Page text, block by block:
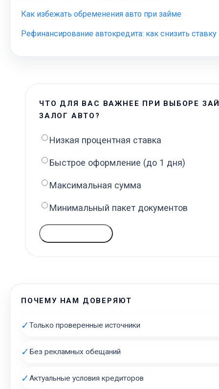
Как избежать обременения авто при займе
Рефинансирование автокредита: как снизить ставку
ЧТО ДЛЯ ВАС ВАЖНЕЕ ПРИ ВЫБОРЕ
ЗАЛОГ АВТО?
Низкая процентная ставка
Быстрое оформление (до 1 дня)
Максимальная сумма
Минимальный пакет документов
ПОЧЕМУ НАМ ДОВЕРЯЮТ
✓Только проверенные источники
✓ Без рекламных обещаний
✓Актуальные условия кредиторов